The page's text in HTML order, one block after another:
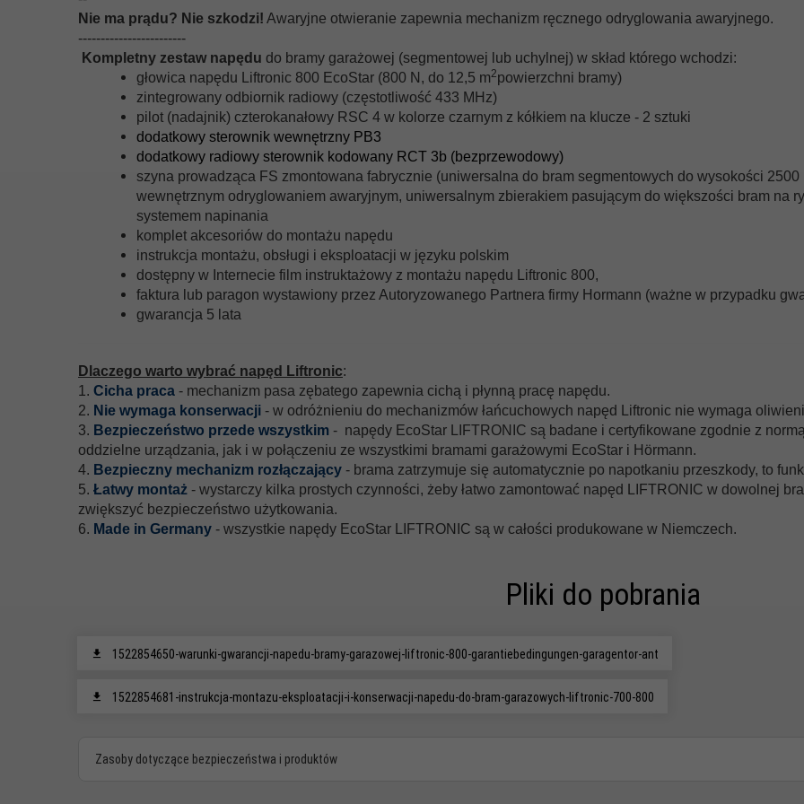
Nie ma prądu? Nie szkodzi! Awaryjne otwieranie zapewnia mechanizm ręcznego odryglowania awaryjnego.
------------------------
Kompletny zestaw napędu do bramy garażowej (segmentowej lub uchylnej) w skład którego wchodzi:
głowica napędu Liftronic 800 EcoStar (800 N, do 12,5 m2powierzchni bramy)
zintegrowany odbiornik radiowy (częstotliwość 433 MHz)
pilot (nadajnik) czterokanałowy RSC 4 w kolorze czarnym z kółkiem na klucze - 2 sztuki
dodatkowy sterownik wewnętrzny PB3
dodatkowy radiowy sterownik kodowany RCT 3b (bezprzewodowy)
szyna prowadząca FS zmontowana fabrycznie (uniwersalna do bram segmentowych do wysokości
wewnętrznym odryglowaniem awaryjnym, uniwersalnym zbierakiem pasującym do większości bram na
systemem napinania
komplet akcesoriów do montażu napędu
instrukcja montażu, obsługi i eksploatacji w języku polskim
dostępny w Internecie film instruktażowy z montażu napędu Liftronic 800,
faktura lub paragon wystawiony przez Autoryzowanego Partnera firmy Hormann (ważne w przypadku
gwarancja 5 lata
Dlaczego warto wybrać napęd Liftronic:
1. Cicha praca - mechanizm pasa zębatego zapewnia cichą i płynną pracę napędu.
2. Nie wymaga konserwacji - w odróżnieniu do mechanizmów łańcuchowych napęd Liftronic nie wymaga
3. Bezpieczeństwo przede wszystkim - napędy EcoStar LIFTRONIC są badane i certyfikowane zgodnie z
oddzielne urządzania, jak i w połączeniu ze wszystkimi bramami garażowymi EcoStar i Hörmann.
4. Bezpieczny mechanizm rozłączający - brama zatrzymuje się automatycznie po napotkaniu przeszkody, to
5. Łatwy montaż - wystarczy kilka prostych czynności, żeby łatwo zamontować napęd LIFTRONIC w dowolnej
zwiększyć bezpieczeństwo użytkowania.
6. Made in Germany - wszystkie napędy EcoStar LIFTRONIC są w całości produkowane w Niemczech.
Pliki do pobrania
1522854650-warunki-gwarancji-napedu-bramy-garazowej-liftronic-800-garantiebedingungen-garagentor-ant
1522854681-instrukcja-montazu-eksploatacji-i-konserwacji-napedu-do-bram-garazowych-liftronic-700-800
Zasoby dotyczące bezpieczeństwa i produktów